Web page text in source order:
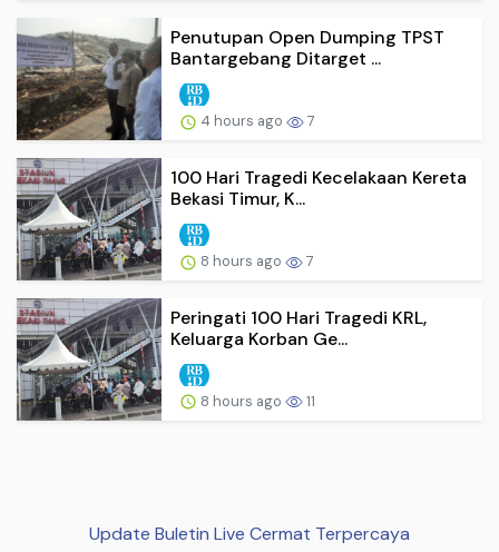
Penutupan Open Dumping TPST
Bantargebang Ditarget ...
4 hours ago 7
100 Hari Tragedi Kecelakaan Kereta
Bekasi Timur, K...
8 hours ago 7
Peringati 100 Hari Tragedi KRL,
Keluarga Korban Ge...
8 hours ago 11
Update Buletin Live Cermat Terpercaya